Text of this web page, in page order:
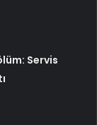
Servis